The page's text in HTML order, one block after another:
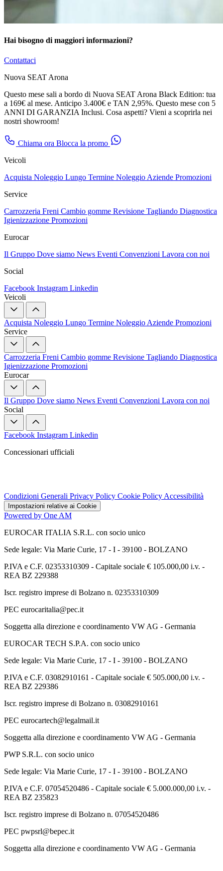
Hai bisogno di maggiori informazioni?
Contattaci
Nuova SEAT Arona
Questo mese sali a bordo di Nuova SEAT Arona Black Edition: tua
a 169€ al mese. Anticipo 3.400€ e TAN 2,95%. Questo mese con 5
ANNI DI GARANZIA Inclusi. Cosa aspetti? Vieni a scoprirla nei
nostri showroom!
Chiama ora Blocca la promo
Veicoli
Acquista Noleggio Lungo Termine Noleggio Aziende Promozioni
Service
Carrozzeria Freni Cambio gomme Revisione Tagliando Diagnostica
Igienizzazione Promozioni
Eurocar
Il Gruppo Dove siamo News Eventi Convenzioni Lavora con noi
Social
Facebook Instagram Linkedin
Veicoli
Acquista Noleggio Lungo Termine Noleggio Aziende Promozioni
Service
Carrozzeria Freni Cambio gomme Revisione Tagliando Diagnostica
Igienizzazione Promozioni
Eurocar
Il Gruppo Dove siamo News Eventi Convenzioni Lavora con noi
Social
Facebook Instagram Linkedin
Concessionari ufficiali
Condizioni Generali Privacy Policy Cookie Policy Accessibilità
Impostazioni relative ai Cookie
Powered by One AM
EUROCAR ITALIA S.R.L. con socio unico
Sede legale: Via Marie Curie, 17 - I - 39100 - BOLZANO
P.IVA e C.F. 02353310309 - Capitale sociale € 105.000,00 i.v. -
REA BZ 229388
Iscr. registro imprese di Bolzano n. 02353310309
PEC eurocaritalia@pec.it
Soggetta alla direzione e coordinamento VW AG - Germania
EUROCAR TECH S.P.A. con socio unico
Sede legale: Via Marie Curie, 17 - I - 39100 - BOLZANO
P.IVA e C.F. 03082910161 - Capitale sociale € 505.000,00 i.v. -
REA BZ 229386
Iscr. registro imprese di Bolzano n. 03082910161
PEC eurocartech@legalmail.it
Soggetta alla direzione e coordinamento VW AG - Germania
PWP S.R.L. con socio unico
Sede legale: Via Marie Curie, 17 - I - 39100 - BOLZANO
P.IVA e C.F. 07054520486 - Capitale sociale € 5.000.000,00 i.v. -
REA BZ 235823
Iscr. registro imprese di Bolzano n. 07054520486
PEC pwpsrl@bepec.it
Soggetta alla direzione e coordinamento VW AG - Germania